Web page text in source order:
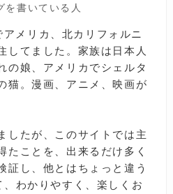
を書いている人
メリカ、北カリフォルニ
してました。家族は日本人
の娘、アメリカでシェルタ
猫。漫画、アニメ、映画が
したが、このサイトでは主
たことを、出来るだけ多く
証し、他とはちょっと違う
わかりやすく、楽しくお